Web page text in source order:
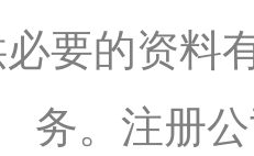
要的资料
务。注册